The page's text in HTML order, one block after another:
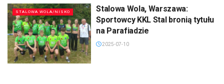
STALOWA WOLA/NISKO
Stalowa Wola, Warszawa:
Sportowcy KKL Stal bronią tytułu
na Parafiadzie
2025-07-10